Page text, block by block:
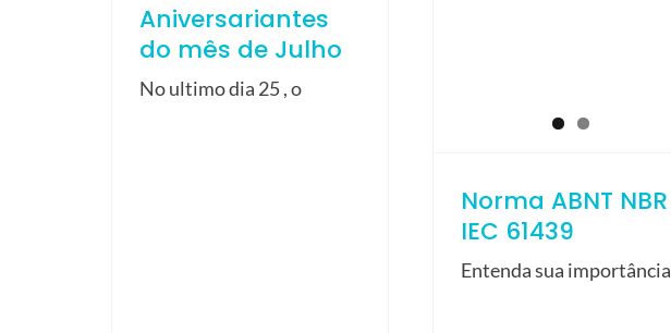
Aniversariantes
do mês de Julho
No ultimo dia 25 , o
Norma ABNT NBR
IEC 61439
Entenda sua importância